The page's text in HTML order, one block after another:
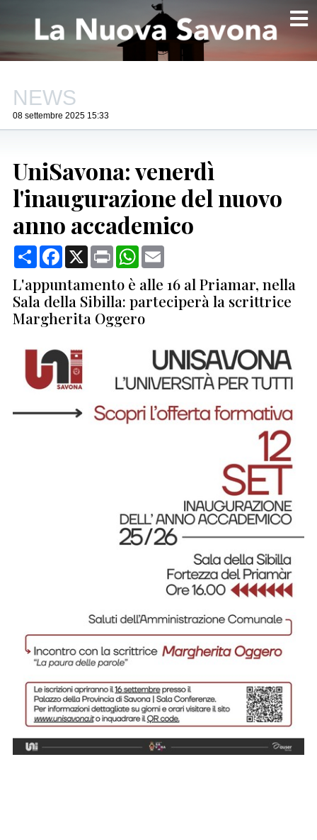
NEWS
08 settembre 2025 15:33
UniSavona: venerdì
l'inaugurazione del nuovo
anno accademico
CondividiFacebook
X Print WhatsApp
Email
L'appuntamento è alle 16 al Priamar, nella
Sala della Sibilla: parteciperà la scrittrice
Margherita Oggero